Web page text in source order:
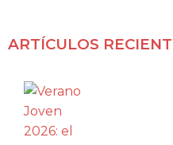
ARTÍCULOS